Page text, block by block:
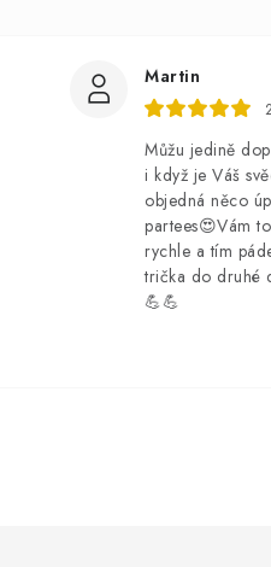
Martin
Můžu jedině
i když je Váš
objedná něco
partees😍Vám
rychle a tím
trička do druhé
💪💪